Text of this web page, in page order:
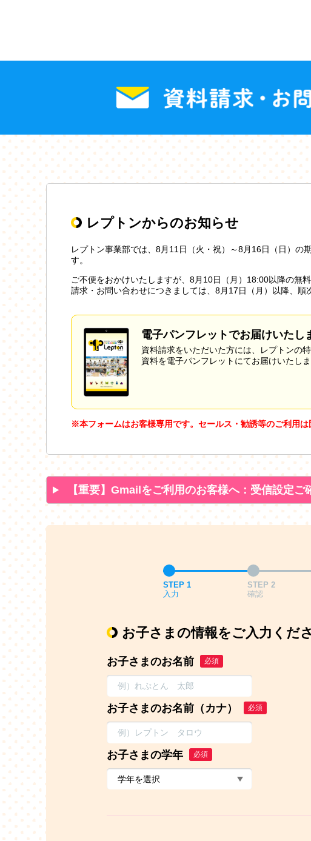
レプトンからのお知らせ
レプトン事業部では、8月11日（火・祝）～8月16日（日）の
す。
ご不便をおかけいたしますが、8月10日（月）18:00以降の無
請求・お問い合わせにつきましては、8月17日（月）以降、順
電子パンフレットでお届けいたし
資料請求をいただいた方には、レプトンの
資料を電子パンフレットにてお届けいたしま
※本フォームはお客様専用です。セールス・勧誘等のご利用は
【重要】Gmailをご利用のお客様へ：受信設定ご
STEP 1
入力
STEP 2
確認
お子さまの情報をご入力くだ
お子さまのお名前 必須
お子さまのお名前（カナ） 必須
お子さまの学年 必須